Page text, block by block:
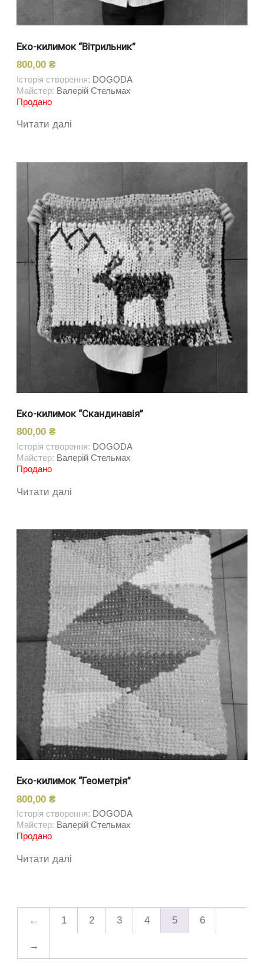
Еко-килимок “Вітрильник”
800,00₴
Історія створення: DOGODA
Майстер: Валерій Стельмах
Продано
Читати далі
Еко-килимок “Скандинавія”
800,00₴
Історія створення: DOGODA
Майстер: Валерій Стельмах
Продано
Читати далі
Еко-килимок “Геометрія”
800,00₴
Історія створення: DOGODA
Майстер: Валерій Стельмах
Продано
Читати далі
← 1 2 3 4 5 6
→